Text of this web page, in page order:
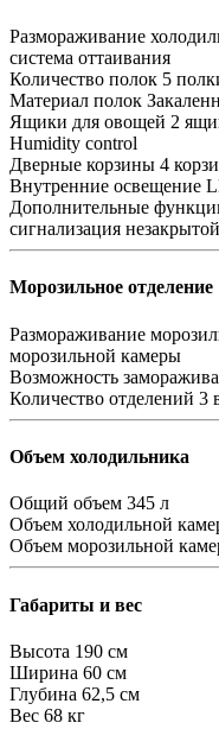
Размораживание
система оттаивания
Количество полок 5
Материал полок
Ящики для овощей 2
Humidity control
Дверные корзины 4
Внутренние освещение
Дополнительные
сигнализация
Морозильное отделение
Размораживание
морозильной камеры
Возможность
Количество отделений 3
Объем холодильника
Общий объем 345 л
Объем холодильной
Объем морозильной
Габариты и вес
Высота 190 см
Ширина 60 см
Глубина 62,5 см
Вес 68 кг